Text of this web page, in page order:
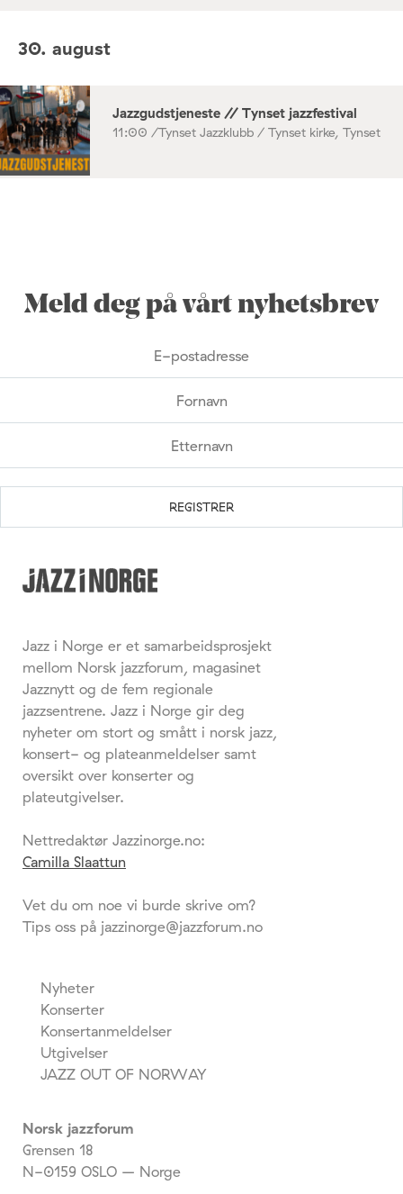
30. august
Jazzgudstjeneste // Tynset jazzfestival
11:00 /Tynset Jazzklubb / Tynset kirke, Tynset
Meld deg på vårt nyhetsbrev
Jazz i Norge er et samarbeidsprosjekt
mellom Norsk jazzforum, magasinet
Jazznytt og de fem regionale
jazzsentrene. Jazz i Norge gir deg
nyheter om stort og smått i norsk jazz,
konsert- og plateanmeldelser samt
oversikt over konserter og
plateutgivelser.
Nettredaktør Jazzinorge.no:
Camilla Slaattun
Vet du om noe vi burde skrive om?
Tips oss på jazzinorge@jazzforum.no
Nyheter
Konserter
Konsertanmeldelser
Utgivelser
JAZZ OUT OF NORWAY
Norsk jazzforum
Grensen 18
N-0159 OSLO – Norge